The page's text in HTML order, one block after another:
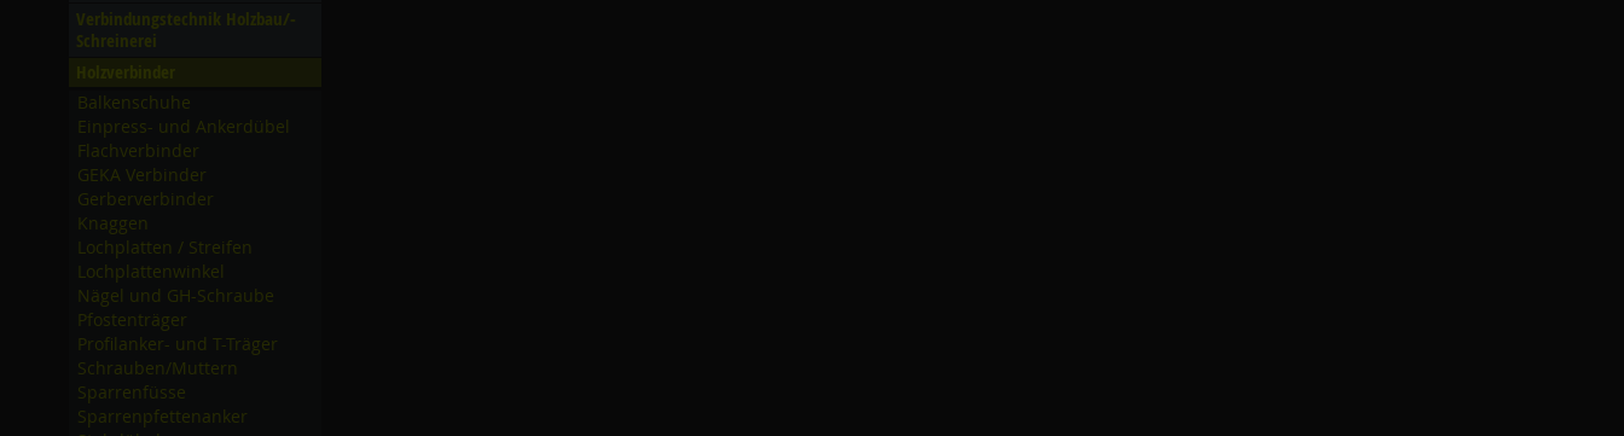
Verbindungstechnik Holzbau/­
Schreinerei
Balkenschuhe
Einpress- und Ankerdübel
Flachverbinder
GEKA Verbinder
Gerberverbinder
Knaggen
Lochplatten /­ Streifen
Lochplattenwinkel
Nägel und GH-Schraube
Pfostenträger
Profilanker- und T-Träger
Schrauben/­Muttern
Sparrenfüsse
Sparrenpfettenanker